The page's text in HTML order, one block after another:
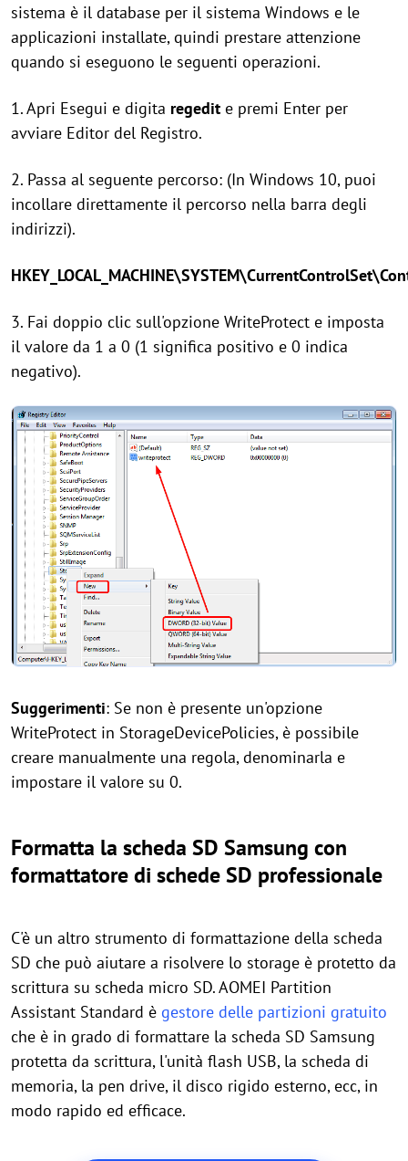
sistema è il database per il sistema Windows e le
applicazioni installate, quindi prestare attenzione
quando si eseguono le seguenti operazioni.
1. Apri Esegui e digita regedit e premi Enter per
avviare Editor del Registro.
2. Passa al seguente percorso: (In Windows 10, puoi
incollare direttamente il percorso nella barra degli
indirizzi).
3. Fai doppio clic sull'opzione WriteProtect e imposta
il valore da 1 a 0 (1 significa positivo e 0 indica
negativo).
Suggerimenti: Se non è presente un'opzione
WriteProtect in StorageDevicePolicies, è possibile
creare manualmente una regola, denominarla e
impostare il valore su 0.
Formatta la scheda SD Samsung con
formattatore di schede SD professionale
C'è un altro strumento di formattazione della scheda
SD che può aiutare a risolvere lo storage è protetto da
scrittura su scheda micro SD. AOMEI Partition
Assistant Standard è gestore delle partizioni gratuito
che è in grado di formattare la scheda SD Samsung
protetta da scrittura, l'unità flash USB, la scheda di
memoria, la pen drive, il disco rigido esterno, ecc, in
modo rapido ed efficace.